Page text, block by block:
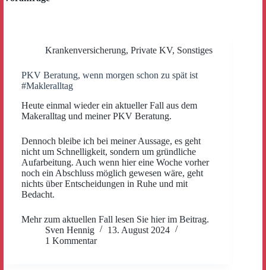
Krankenversicherung, Private KV, Sonstiges
PKV Beratung, wenn morgen schon zu spät ist
#Makleralltag
Heute einmal wieder ein aktueller Fall aus dem
Makeralltag und meiner PKV Beratung.
Dennoch bleibe ich bei meiner Aussage, es geht
nicht um Schnelligkeit, sondern um gründliche
Aufarbeitung. Auch wenn hier eine Woche vorher
noch ein Abschluss möglich gewesen wäre, geht
nichts über Entscheidungen in Ruhe und mit
Bedacht.
Mehr zum aktuellen Fall lesen Sie hier im Beitrag.
Sven Hennig
13. August 2024
1 Kommentar